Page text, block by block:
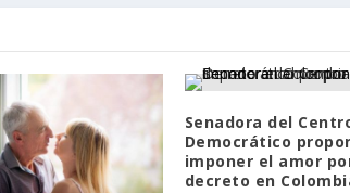
Senadora del
Democrático
imponer el amor
decreto en